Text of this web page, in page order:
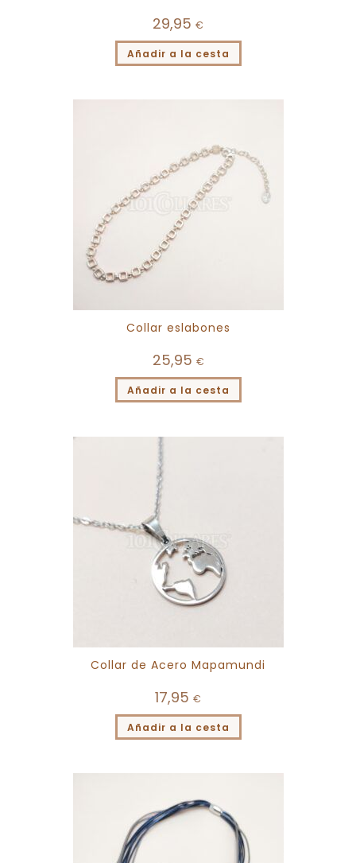
29,95 €
Añadir a la cesta
Collar eslabones
25,95 €
Añadir a la cesta
Collar de Acero Mapamundi
17,95 €
Añadir a la cesta